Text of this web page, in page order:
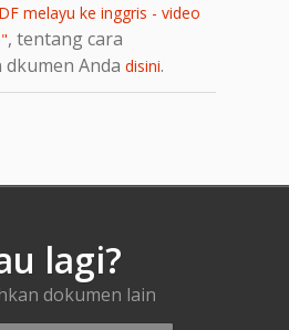
melayu ke inggris - video
, tentang cara
Anda disini.
lagi?
dokumen lain